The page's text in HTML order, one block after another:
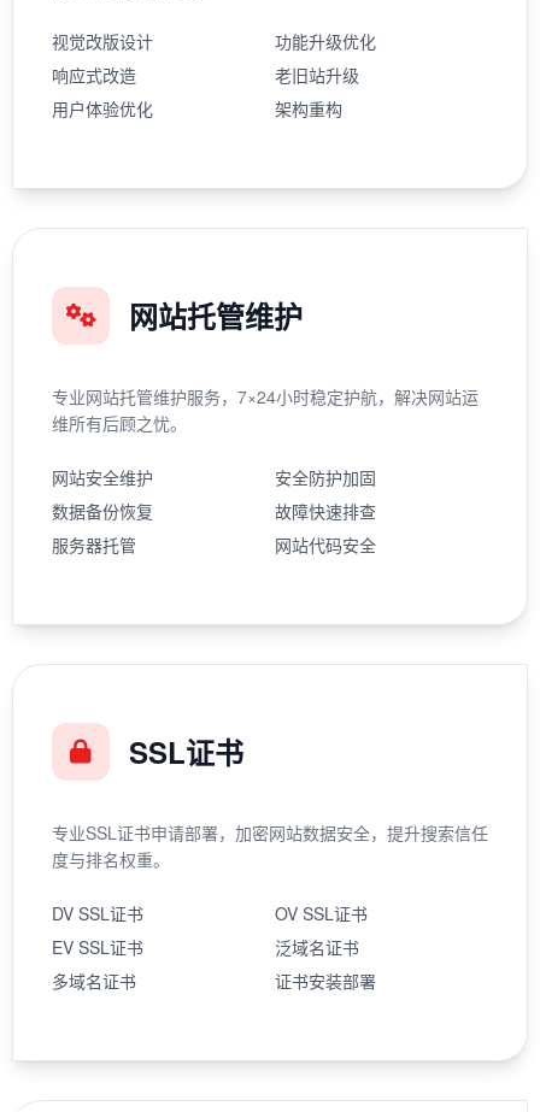
视觉改版设计
功能升级优化
响应式改造
老旧站升级
用户体验优化
架构重构
网站托管维护
专业网站托管维护服务，7×24小时稳定护航，解决网站运
维所有后顾之忧。
网站安全维护
安全防护加固
数据备份恢复
故障快速排查
服务器托管
网站代码安全
SSL证书
专业SSL证书申请部署，加密网站数据安全，提升搜索信任
度与排名权重。
DV SSL证书
OV SSL证书
EV SSL证书
泛域名证书
多域名证书
证书安装部署